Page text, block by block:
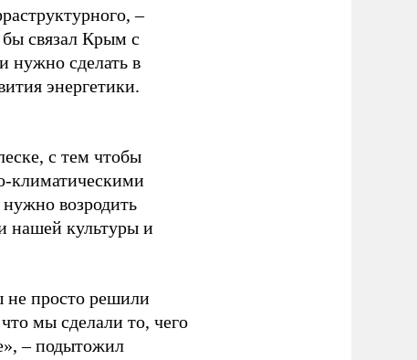
–
связал Крым с
нужно сделать в
энергетики.
с тем чтобы
климатическими
возродить
нашей культуры и
не просто решили
мы сделали то, чего
– подытожил